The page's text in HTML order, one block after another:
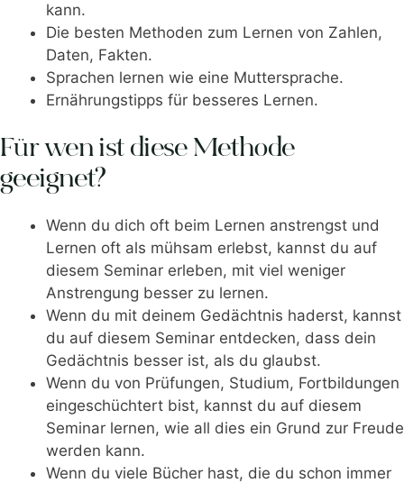
kann.
Die besten Methoden zum Lernen von Zahlen,
Daten, Fakten.
Sprachen lernen wie eine Muttersprache.
Ernährungstipps für besseres Lernen.
Für wen ist diese Methode
geeignet?
Wenn du dich oft beim Lernen anstrengst und
Lernen oft als mühsam erlebst, kannst du auf
diesem Seminar erleben, mit viel weniger
Anstrengung besser zu lernen.
Wenn du mit deinem Gedächtnis haderst, kannst
du auf diesem Seminar entdecken, dass dein
Gedächtnis besser ist, als du glaubst.
Wenn du von Prüfungen, Studium, Fortbildungen
eingeschüchtert bist, kannst du auf diesem
Seminar lernen, wie all dies ein Grund zur Freude
werden kann.
Wenn du viele Bücher hast, die du schon immer